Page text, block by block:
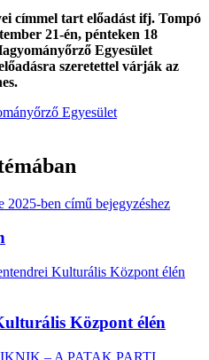
címmel tart előadást ifj. Tompó
21-én, pénteken 18
Egyesület
szeretettel várják az
Egyesület
Központ élén